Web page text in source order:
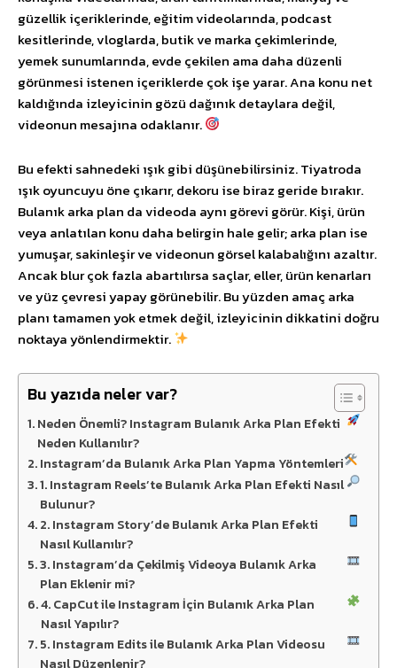
güzellik içeriklerinde, eğitim videolarında, podcast
kesitlerinde, vloglarda, butik ve marka çekimlerinde,
yemek sunumlarında, evde çekilen ama daha düzenli
görünmesi istenen içeriklerde çok işe yarar. Ana konu net
kaldığında izleyicinin gözü dağınık detaylara değil,
videonun mesajına odaklanır.
Bu efekti sahnedeki ışık gibi düşünebilirsiniz. Tiyatroda
ışık oyuncuyu öne çıkarır, dekoru ise biraz geride bırakır.
Bulanık arka plan da videoda aynı görevi görür. Kişi, ürün
veya anlatılan konu daha belirgin hale gelir; arka plan ise
yumuşar, sakinleşir ve videonun görsel kalabalığını azaltır.
Ancak blur çok fazla abartılırsa saçlar, eller, ürün kenarları
ve yüz çevresi yapay görünebilir. Bu yüzden amaç arka
planı tamamen yok etmek değil, izleyicinin dikkatini doğru
noktaya yönlendirmektir.
Bu yazıda neler var?
Neden Önemli? Instagram Bulanık Arka Plan Efekti
Neden Kullanılır?
Instagram’da Bulanık Arka Plan Yapma Yöntemleri
1. Instagram Reels’te Bulanık Arka Plan Efekti Nasıl
Bulunur?
2. Instagram Story’de Bulanık Arka Plan Efekti
Nasıl Kullanılır?
3. Instagram’da Çekilmiş Videoya Bulanık Arka
Plan Eklenir mi?
4. CapCut ile Instagram İçin Bulanık Arka Plan
Nasıl Yapılır?
5. Instagram Edits ile Bulanık Arka Plan Videosu
Nasıl Düzenlenir?